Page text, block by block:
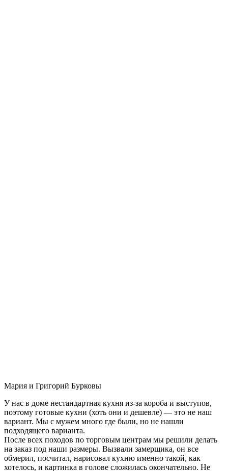
Мария и Григорий Бурковы
У нас в доме нестандартная кухня из-за короба и выступов,
поэтому готовые кухни (хоть они и дешевле) — это не наш
вариант. Мы с мужем много где были, но не нашли
подходящего варианта.
После всех походов по торговым центрам мы решили делать
на заказ под наши размеры. Вызвали замерщика, он все
обмерил, посчитал, нарисовал кухню именно такой, как
хотелось, и картинка в голове сложилась окончательно. Не